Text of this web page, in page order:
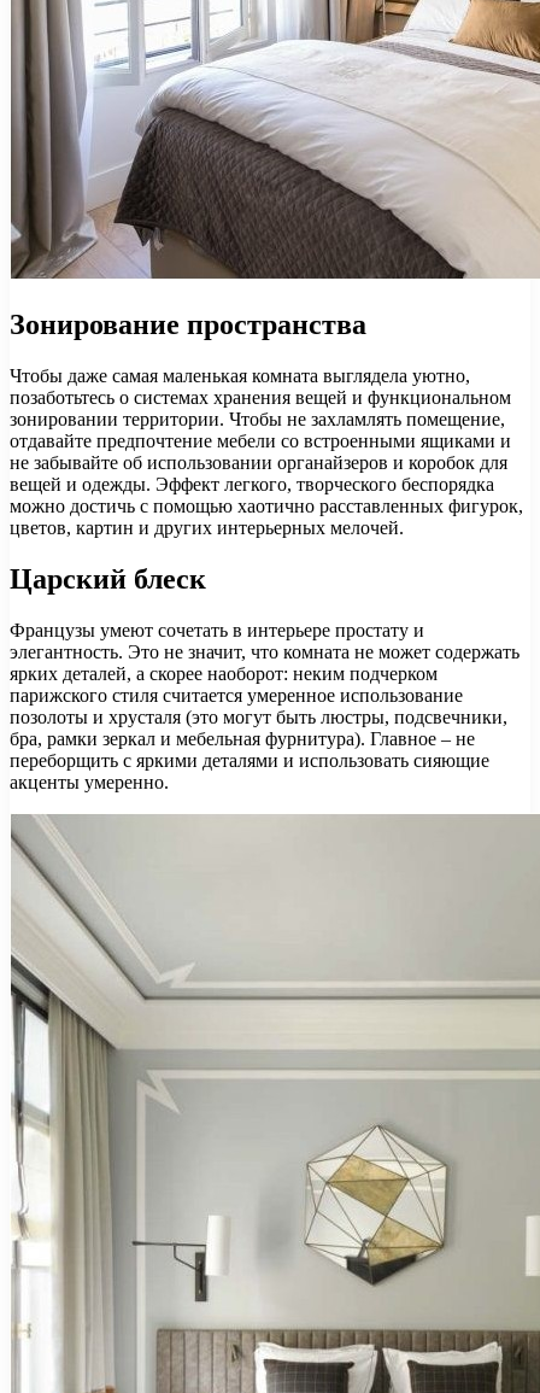
Зонирование пространства
Чтобы даже самая маленькая комната выглядела уютно,
позаботьтесь о системах хранения вещей и функциональном
зонировании территории. Чтобы не захламлять помещение,
отдавайте предпочтение мебели со встроенными ящиками и
не забывайте об использовании органайзеров и коробок для
вещей и одежды. Эффект легкого, творческого беспорядка
можно достичь с помощью хаотично расставленных фигурок,
цветов, картин и других интерьерных мелочей.
Царский блеск
Французы умеют сочетать в интерьере простату и
элегантность. Это не значит, что комната не может содержать
ярких деталей, а скорее наоборот: неким подчерком
парижского стиля считается умеренное использование
позолоты и хрусталя (это могут быть люстры, подсвечники,
бра, рамки зеркал и мебельная фурнитура). Главное – не
переборщить с яркими деталями и использовать сияющие
акценты умеренно.